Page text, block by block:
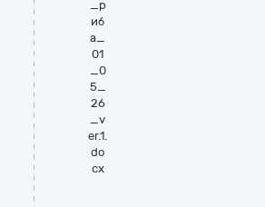
_р
иб
а_
01
_0
5_
26
_v
er.1.
do
cx